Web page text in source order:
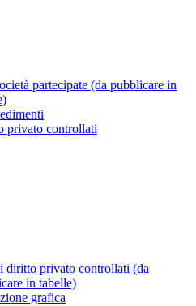
partecipate (da pubblicare in
privato controllati
diritto privato controllati (da
in tabelle)
grafica